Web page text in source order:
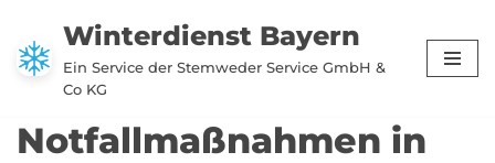
Zum
Inhalt
Winterdienst Bayern
Ein Service der Stemweder Service GmbH &
Co KG
Notfallmaßnahmen in